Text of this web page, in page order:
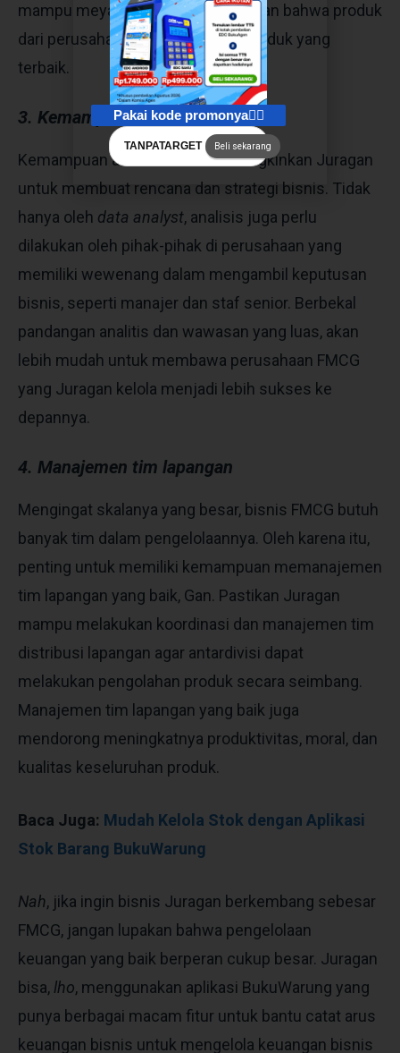
mampu meyakinkan calon pelanggan bahwa produk
dari perusahaan Juragan adalah produk yang
terbaik.
3. Kemampuan analisis
Kemampuan analisis data memungkinkan Juragan
untuk membuat rencana dan strategi bisnis. Tidak
hanya oleh data analyst, analisis juga perlu
dilakukan oleh pihak-pihak di perusahaan yang
memiliki wewenang dalam mengambil keputusan
bisnis, seperti manajer dan staf senior. Berbekal
pandangan analitis dan wawasan yang luas, akan
lebih mudah untuk membawa perusahaan FMCG
yang Juragan kelola menjadi lebih sukses ke
depannya.
4. Manajemen tim lapangan
Mengingat skalanya yang besar, bisnis FMCG butuh
banyak tim dalam pengelolaannya. Oleh karena itu,
penting untuk memiliki kemampuan memanajemen
tim lapangan yang baik, Gan. Pastikan Juragan
mampu melakukan koordinasi dan manajemen tim
distribusi lapangan agar antardivisi dapat
melakukan pengolahan produk secara seimbang.
Manajemen tim lapangan yang baik juga
mendorong meningkatnya produktivitas, moral, dan
kualitas keseluruhan produk.
Baca Juga: Mudah Kelola Stok dengan Aplikasi
Stok Barang BukuWarung
Nah, jika ingin bisnis Juragan berkembang sebesar
FMCG, jangan lupakan bahwa pengelolaan
keuangan yang baik berperan cukup besar. Juragan
bisa, lho, menggunakan aplikasi BukuWarung yang
punya berbagai macam fitur untuk bantu catat arus
keuangan bisnis untuk mengelola keuangan bisnis
Pakai kode promonya👇🏻
TANPATARGET Beli sekarang